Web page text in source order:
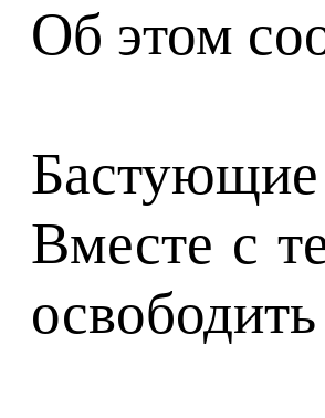
Об этом
Бастующие
Вместе с